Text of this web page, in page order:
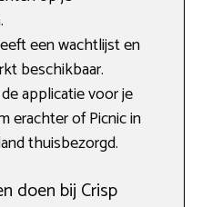
een wachtlijst en
beschikbaar.
applicatie voor je
erachter of Picnic in
thuisbezorgd.
doen bij Crisp